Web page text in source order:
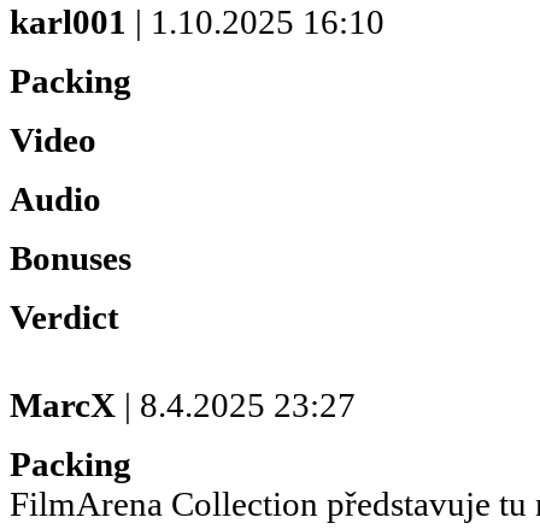
karl001 | 1.10.2025 16:10
Packing
Video
Audio
Bonuses
Verdict
MarcX | 8.4.2025 23:27
Packing
FilmArena Collection představuje